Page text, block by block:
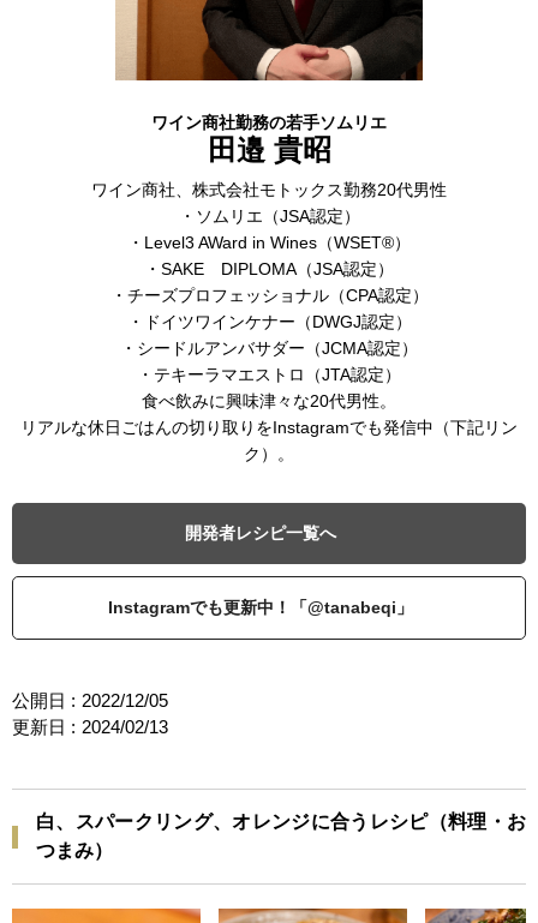
ワイン商社勤務の若手ソムリエ
田邉 貴昭
ワイン商社、株式会社モトックス勤務20代男性
・ソムリエ（JSA認定）
・Level3 AWard in Wines（WSET®）
・SAKE DIPLOMA（JSA認定）
・チーズプロフェッショナル（CPA認定）
・ドイツワインケナー（DWGJ認定）
・シードルアンバサダー（JCMA認定）
・テキーラマエストロ（JTA認定）
食べ飲みに興味津々な20代男性。
リアルな休日ごはんの切り取りをInstagramでも発信中（下記リン
ク）。
開発者レシピ一覧へ
Instagramでも更新中！「@tanabeqi」
公開日 : 2022/12/05
更新日 : 2024/02/13
白、スパークリング、オレンジに合うレシピ（料理・お
つまみ）